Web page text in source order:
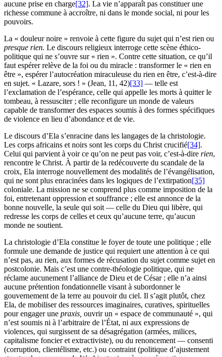
aucune prise en charge[32]. La vie n’apparaît pas constituer une
richesse commune à accroître, ni dans le monde social, ni pour les
pouvoirs.
La « douleur noire » renvoie à cette figure du sujet qui n’est rien ou
presque rien. Le discours religieux interroge cette scène éthico-
politique qui ne s’ouvre sur « rien ». Contre cette situation, ce qu’il
faut espérer relève de la foi ou du miracle : transformer le « rien en
être », espérer l’autocréation miraculeuse du rien en être, c’est-à-dire
en sujet. « Lazare, sors ! » (Jean, 11 , 42)[33] — telle est
l’exclamation de l’espérance, celle qui appelle les morts à quitter le
tombeau, à ressusciter ; elle reconfigure un monde de valeurs
capable de transformer des espaces soumis à des formes spécifiques
de violence en lieu d’abondance et de vie.
Le discours d’Ela s’enracine dans les langages de la christologie.
Les corps africains et noirs sont les corps du Christ crucifié[34].
Celui qui parvient à voir ce qu’on ne peut pas voir, c’est-à-dire rien,
rencontre le Christ. À partir de la redécouverte du scandale de la
croix, Ela interroge nouvellement des modalités de l’évangélisation,
qui ne sont plus enracinées dans les logiques de l’extirpation[35]
coloniale. La mission ne se comprend plus comme imposition de la
foi, entretenant oppression et souffrance ; elle est annonce de la
bonne nouvelle, la seule qui soit — celle du Dieu qui libère, qui
redresse les corps de celles et ceux qu’aucune terre, qu’aucun
monde ne soutient.
La christologie d’Ela constitue le foyer de toute une politique ; elle
formule une demande de justice qui requiert une attention à ce qui
n’est pas, au rien, aux formes de récusation du sujet comme sujet en
postcolonie. Mais c’est une contre-théologie politique, qui ne
réclame aucunement l’alliance de Dieu et de César ; elle n’a ainsi
aucune prétention fondationnelle visant à subordonner le
gouvernement de la terre au pouvoir du ciel. Il s’agit plutôt, chez
Ela, de mobiliser des ressources imaginaires, curatives, spirituelles
pour engager une praxis, ouvrir un « espace de communauté », qui
n’est soumis ni à l’arbitraire de l’État, ni aux expressions de
violences, qui surgissent de sa désagrégation (armées, milices,
capitalisme foncier et extractiviste), ou du renoncement — consenti
(corruption, clientélisme, etc.) ou contraint (politique d’ajustement